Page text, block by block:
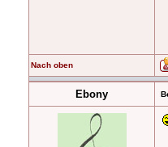
Nach oben
Ebony